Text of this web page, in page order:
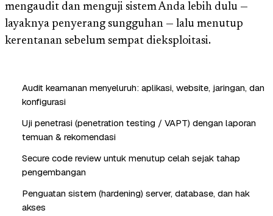
mengaudit dan menguji sistem Anda lebih dulu —
layaknya penyerang sungguhan — lalu menutup
kerentanan sebelum sempat dieksploitasi.
Audit keamanan menyeluruh: aplikasi, website, jaringan, dan
konfigurasi
Uji penetrasi (penetration testing / VAPT) dengan laporan
temuan & rekomendasi
Secure code review untuk menutup celah sejak tahap
pengembangan
Penguatan sistem (hardening) server, database, dan hak
akses